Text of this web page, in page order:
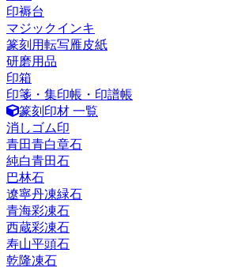
印褥台
マジックインキ
篆刻用転写雁皮紙
研磨用品
印箱
印箋・集印帳・印譜帳
篆刻印材 一覧
消しゴム印
青田青白章石
純白青田石
巴林石
遼寧丹凍緑石
青海彩凍石
西蔵彩凍石
寿山平頭石
乾隆凍石